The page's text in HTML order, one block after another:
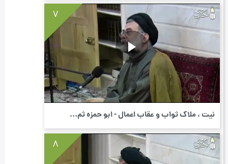
7
نیت ، ملاک ثواب و عقاب اعمال - ابو حمزه ثم...
8